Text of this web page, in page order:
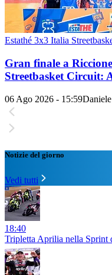
Estathé 3x3 Italia
Gran finale a
Streetbasket Circuit:
06 Ago 2026 - 15:59
Notizie del giorno
Vedi tutti
18:40
Tripletta Aprilia nella Sprint